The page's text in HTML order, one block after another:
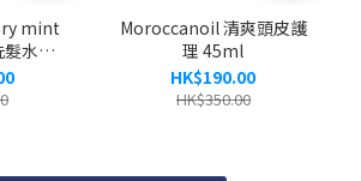
mint
水
Moroccanoil 清爽頭皮護
理 45ml
HK$190.00
HK$350.00